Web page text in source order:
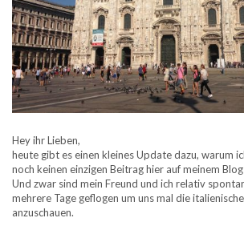
Hey ihr Lieben,
heute gibt es einen kleines Update dazu, warum
noch keinen einzigen Beitrag hier auf meinem
Und zwar sind mein Freund und ich relativ
mehrere Tage geflogen um uns mal die
anzuschauen.